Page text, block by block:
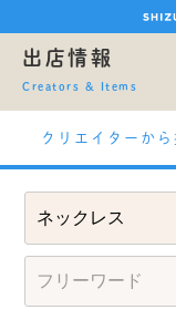
出店情報
Creators & Items
クリエイターから